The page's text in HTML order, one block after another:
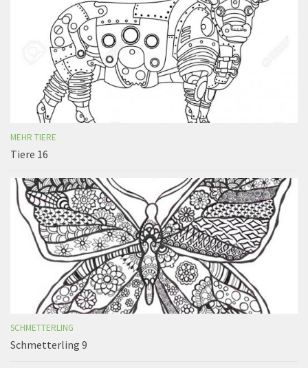
MEHR TIERE
Tiere 16
SCHMETTERLING
Schmetterling 9